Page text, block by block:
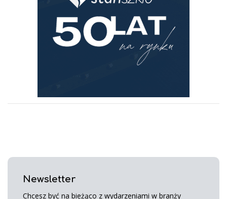
Newsletter
Chcesz być na bieżąco z wydarzeniami w branży